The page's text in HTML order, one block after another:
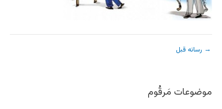
→ رسانه قبل
موضوعات مَرقُوم